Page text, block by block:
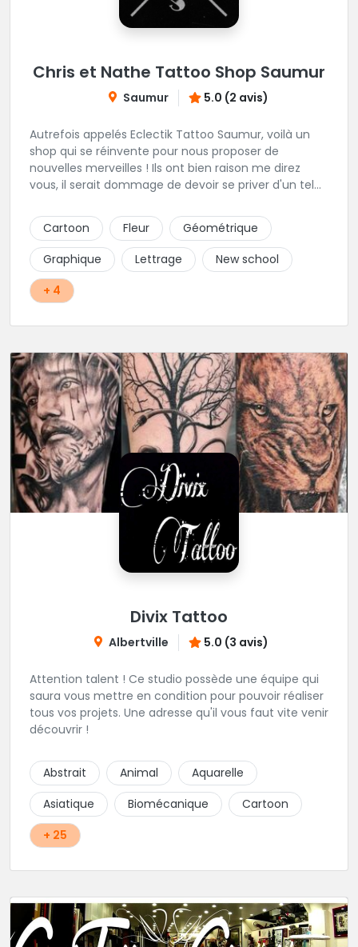
Chris et Nathe Tattoo Shop Saumur
Saumur 5.0 (2 avis)
Autrefois appelés Eclectik Tattoo Saumur, voilà un
shop qui se réinvente pour nous proposer de
nouvelles merveilles ! Ils ont bien raison me direz
vous, il serait dommage de devoir se priver d'un tel
au projet perso, ils savent presque tout faire et vous
offrons un accompagnement propice à sublimer vos
idées. En plein centre de la ville, cadre et ambiance
génial, hygiène impeccable, leurs faire une critique
m'est bien difficile!
Cartoon Fleur
Géométrique
Graphique
Lettrage
New school
+ 4
Divix Tattoo
Albertville 5.0 (3 avis)
Attention talent ! Ce studio possède une équipe qui
saura vous mettre en condition pour pouvoir réaliser
tous vos projets. Une adresse qu'il vous faut vite venir
découvrir !
Abstrait Animal
Aquarelle
Asiatique
Biomécanique
Cartoon
+ 25